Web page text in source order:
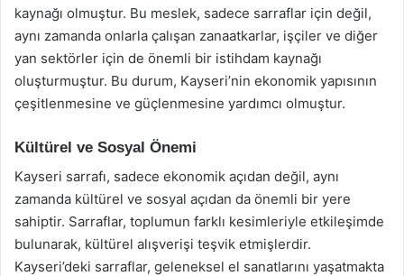
kaynağı olmuştur. Bu meslek, sadece sarraflar için değil,
aynı zamanda onlarla çalışan zanaatkarlar, işçiler ve diğer
yan sektörler için de önemli bir istihdam kaynağı
oluşturmuştur. Bu durum, Kayseri’nin ekonomik yapısının
çeşitlenmesine ve güçlenmesine yardımcı olmuştur.
Kültürel ve Sosyal Önemi
Kayseri sarrafı, sadece ekonomik açıdan değil, aynı
zamanda kültürel ve sosyal açıdan da önemli bir yere
sahiptir. Sarraflar, toplumun farklı kesimleriyle etkileşimde
bulunarak, kültürel alışverişi teşvik etmişlerdir.
Kayseri’deki sarraflar, geleneksel el sanatlarını yaşatmakta